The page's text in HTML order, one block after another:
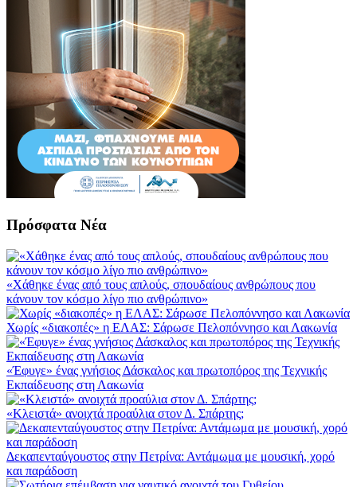
Πρόσφατα Νέα
«Χάθηκε ένας από τους απλούς, σπουδαίους ανθρώπους που
κάνουν τον κόσμο λίγο πιο ανθρώπινο»
Χωρίς «διακοπές» η ΕΛΑΣ: Σάρωσε Πελοπόννησο και Λακωνία
«Έφυγε» ένας γνήσιος Δάσκαλος και πρωτοπόρος της Τεχνικής
Εκπαίδευσης στη Λακωνία
«Κλειστά» ανοιχτά προαύλια στον Δ. Σπάρτης;
Δεκαπενταύγουστος στην Πετρίνα: Αντάμωμα με μουσική, χορό
και παράδοση